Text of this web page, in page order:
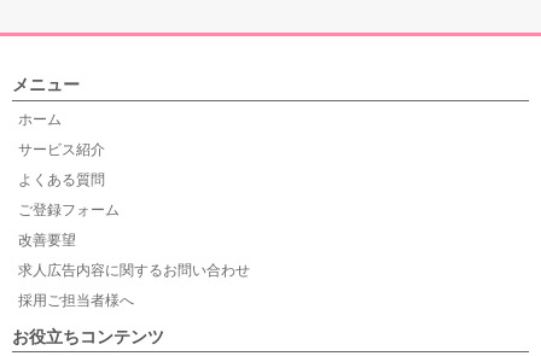
メニュー
ホーム
サービス紹介
よくある質問
ご登録フォーム
改善要望
求人広告内容に関するお問い合わせ
採用ご担当者様へ
お役立ちコンテンツ